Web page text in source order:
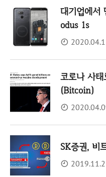
대기업에서
odus 1s
코로나 사
(Bitcoin)
SK증권, 비